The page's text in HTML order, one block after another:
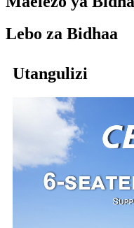
Lebo za Bidhaa
Utangulizi